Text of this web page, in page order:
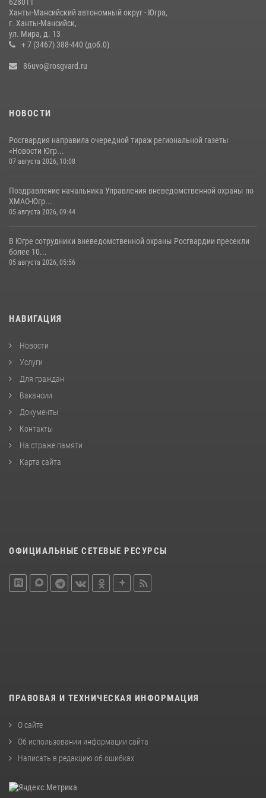
За минувшую неделю сотрудники Росгвардии пресекли более 100
преступлений и правонарушений в Югре
27 июля 2026, 11:42
Ханты-Мансийский автономный округ - Югра,
г. Ханты-Мансийск,
ул. Мира, д. 13
+ 7 (3467) 388-440 (доб.0)
86uvo@rosgvard.ru
НОВОСТИ
Росгвардия направила очередной тираж региональной газеты
«Новости Югр...
07 августа 2026, 10:08
Поздравление начальника Управления вневедомственной охраны по
ХМАО-Югр...
05 августа 2026, 09:44
В Югре сотрудники вневедомственной охраны Росгвардии пресекли
более 10...
05 августа 2026, 05:56
НАВИГАЦИЯ
Новости
Услуги
Для граждан
Вакансии
Документы
Контакты
На страже памяти
Карта сайта
ОФИЦИАЛЬНЫЕ СЕТЕВЫЕ РЕСУРСЫ
ПРАВОВАЯ И ТЕХНИЧЕСКАЯ ИНФОРМАЦИЯ
О сайте
Об использовании информации сайта
Написать в редакцию об ошибках